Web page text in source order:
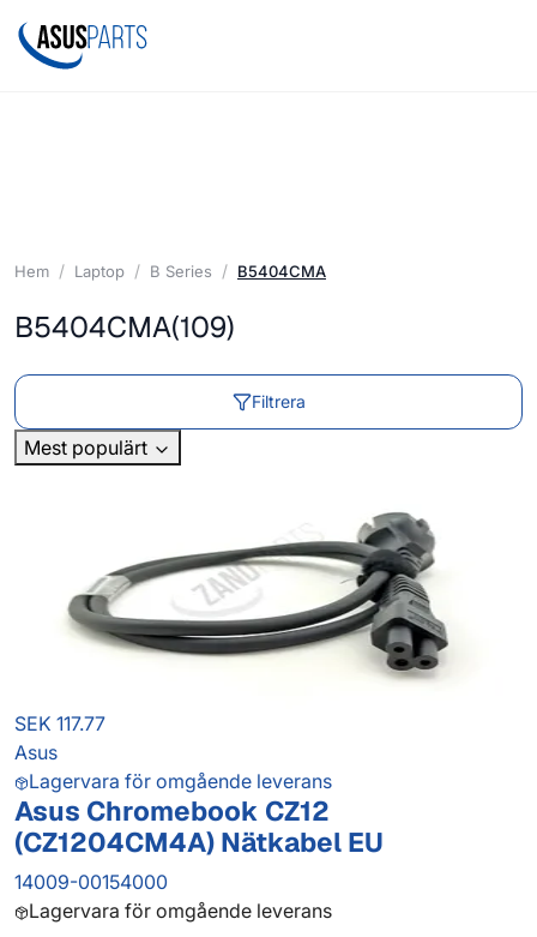
Hem Laptop B Series B5404CMA
B5404CMA(109)
Filtrera
Mest populärt
SEK 117.77
Asus
Lagervara för omgående leverans
Asus Chromebook CZ12
(CZ1204CM4A) Nätkabel EU
14009-00154000
Lagervara för omgående leverans